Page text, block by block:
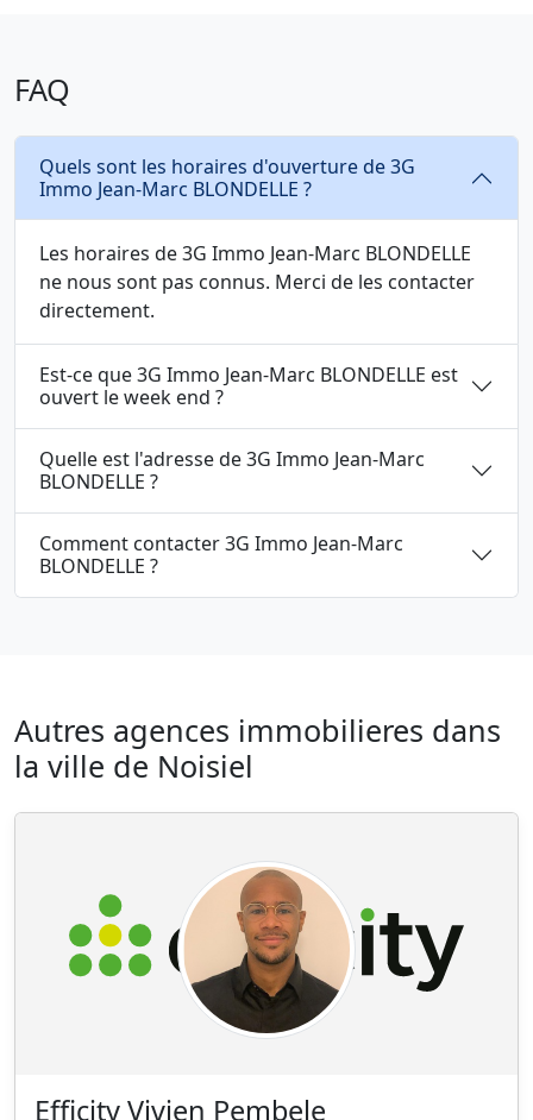
FAQ
Quels sont les horaires d'ouverture de 3G
Immo Jean-Marc BLONDELLE ?
Les horaires de 3G Immo Jean-Marc BLONDELLE
ne nous sont pas connus. Merci de les contacter
directement.
Est-ce que 3G Immo Jean-Marc BLONDELLE est
ouvert le week end ?
Quelle est l'adresse de 3G Immo Jean-Marc
BLONDELLE ?
Comment contacter 3G Immo Jean-Marc
BLONDELLE ?
Autres agences immobilieres dans
la ville de Noisiel
Efficity Vivien Pembele